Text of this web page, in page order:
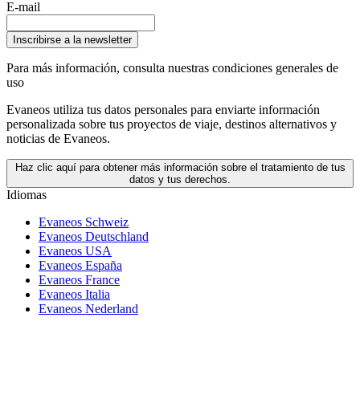
E-mail
Inscribirse a la newsletter
Para más información, consulta nuestras condiciones generales de
uso
Evaneos utiliza tus datos personales para enviarte información
personalizada sobre tus proyectos de viaje, destinos alternativos y
noticias de Evaneos.
Haz clic aquí para obtener más información sobre el tratamiento de tus
datos y tus derechos.
Idiomas
Evaneos Schweiz
Evaneos Deutschland
Evaneos USA
Evaneos España
Evaneos France
Evaneos Italia
Evaneos Nederland